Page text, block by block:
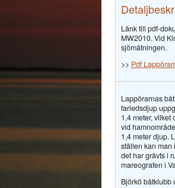
Länk till pdf-
MW2010. Vid
sjömätningen.
>> Pdf
Lappörarnas
farledsdjup
1,4 meter,
vid
1,4 meter djup.
ställen kan man
det har grävts i
mareografen i
Björkö båtklubb